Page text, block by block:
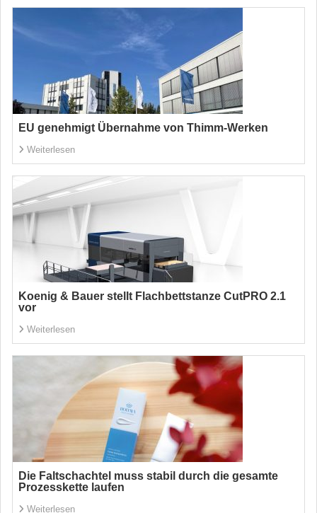
EU genehmigt Übernahme von Thimm-Werken
Weiterlesen
Koenig & Bauer stellt Flachbettstanze CutPRO 2.1
vor
Weiterlesen
Die Faltschachtel muss stabil durch die gesamte
Prozesskette laufen
Weiterlesen